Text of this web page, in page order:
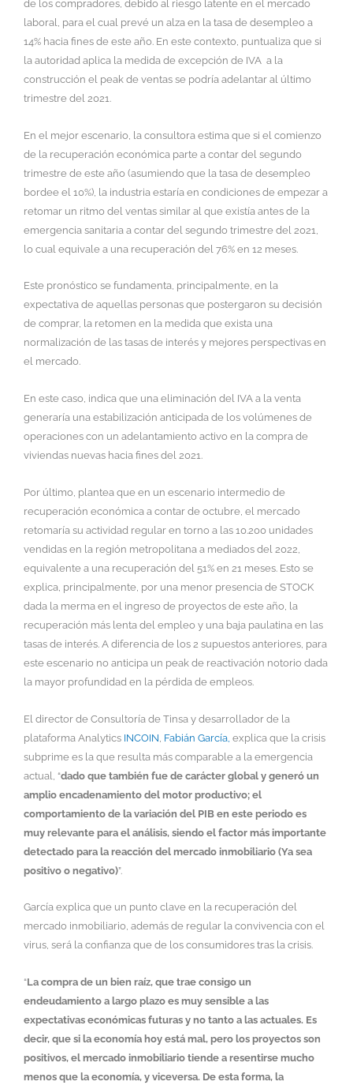
de los compradores, debido al riesgo latente en el mercado
laboral, para el cual prevé un alza en la tasa de desempleo a
14% hacia fines de este año. En este contexto, puntualiza que si
la autoridad aplica la medida de excepción de IVA a la
construcción el peak de ventas se podría adelantar al último
trimestre del 2021.
En el mejor escenario, la consultora estima que si el comienzo
de la recuperación económica parte a contar del segundo
trimestre de este año (asumiendo que la tasa de desempleo
bordee el 10%), la industria estaría en condiciones de empezar a
retomar un ritmo del ventas similar al que existía antes de la
emergencia sanitaria a contar del segundo trimestre del 2021,
lo cual equivale a una recuperación del 76% en 12 meses.
Este pronóstico se fundamenta, principalmente, en la
expectativa de aquellas personas que postergaron su decisión
de comprar, la retomen en la medida que exista una
normalización de las tasas de interés y mejores perspectivas en
el mercado.
En este caso, indica que una eliminación del IVA a la venta
generaría una estabilización anticipada de los volúmenes de
operaciones con un adelantamiento activo en la compra de
viviendas nuevas hacia fines del 2021.
Por último, plantea que en un escenario intermedio de
recuperación económica a contar de octubre, el mercado
retomaría su actividad regular en torno a las 10.200 unidades
vendidas en la región metropolitana a mediados del 2022,
equivalente a una recuperación del 51% en 21 meses. Esto se
explica, principalmente, por una menor presencia de STOCK
dada la merma en el ingreso de proyectos de este año, la
recuperación más lenta del empleo y una baja paulatina en las
tasas de interés. A diferencia de los 2 supuestos anteriores, para
este escenario no anticipa un peak de reactivación notorio dada
la mayor profundidad en la pérdida de empleos.
El director de Consultoría de Tinsa y desarrollador de la
plataforma Analytics INCOIN Fabián García, explica que la crisis
subprime es la que resulta más comparable a la emergencia
actual, “dado que también fue de carácter global y generó un
amplio encadenamiento del motor productivo; el
comportamiento de la variación del PIB en este periodo es
muy relevante para el análisis, siendo el factor más importante
detectado para la reacción del mercado inmobiliario (Ya sea
positivo o negativo)”.
García explica que un punto clave en la recuperación del
mercado inmobiliario, además de regular la convivencia con el
virus, será la confianza que de los consumidores tras la crisis.
“La compra de un bien raíz, que trae consigo un
endeudamiento a largo plazo es muy sensible a las
expectativas económicas futuras y no tanto a las actuales. Es
decir, que si la economía hoy está mal, pero los proyectos son
positivos, el mercado inmobiliario tiende a resentirse mucho
menos que la economía, y viceversa. De esta forma, la